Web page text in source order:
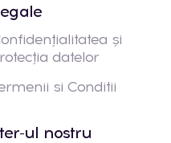
și
datelor
si Conditii
ul nostru